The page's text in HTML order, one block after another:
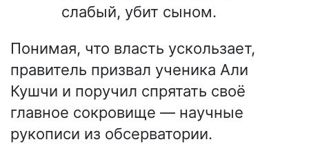
слабый, убит сыном.
Понимая, что власть ускользает,
правитель призвал ученика Али
Кушчи и поручил спрятать своё
главное сокровище — научные
рукописи из обсерватории.